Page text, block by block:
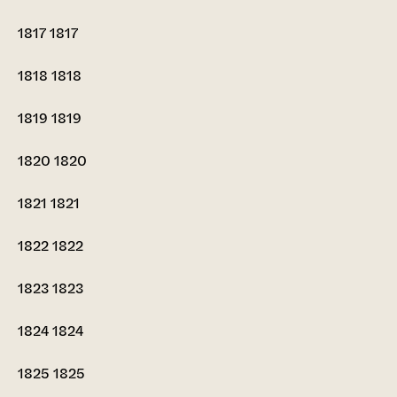
18171817
1818 1818
1819 1819
1820 1820
1821 1821
18221822
18231823
18241824
1825 1825